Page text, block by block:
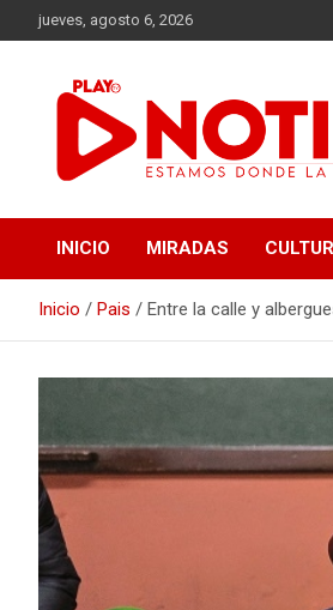
Saltar
al
jueves, agosto 6, 2026
Play Noticias
INICIO MIRADAS
Inicio Pais Entre la calle y